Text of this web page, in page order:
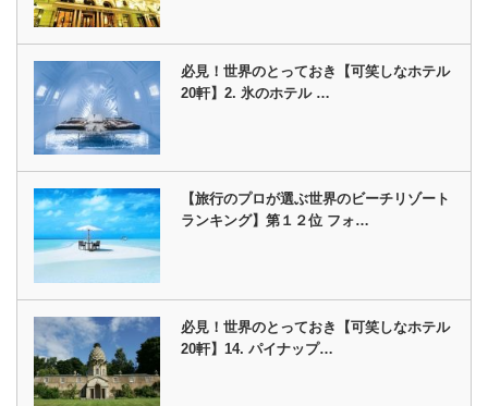
必見！世界のとっておき【可笑しなホテル
20軒】2. 氷のホテル …
【旅行のプロが選ぶ世界のビーチリゾート
ランキング】第１２位 フォ…
必見！世界のとっておき【可笑しなホテル
20軒】14. パイナップ…